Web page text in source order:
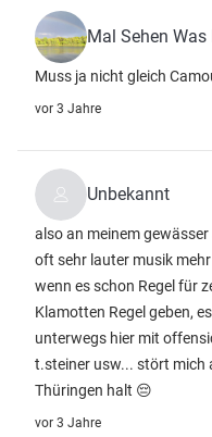
Mal Sehen Was
Muss ja nicht gleich
vor 3 Jahre
Unbekannt
also an meinem
oft sehr lauter musik
wenn es schon Regel für
Klamotten Regel geben,
unterwegs hier mit
t.steiner usw... stört mich
Thüringen halt 😔
vor 3 Jahre